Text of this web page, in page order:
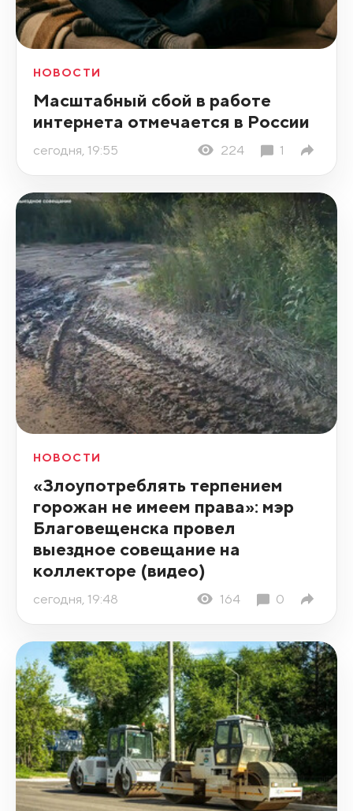
НОВОСТИ
Масштабный сбой в работе
интернета отмечается в России
сегодня, 19:55 224 1
НОВОСТИ
«Злоупотреблять терпением
горожан не имеем права»: мэр
Благовещенска провел
выездное совещание на
коллекторе (видео)
сегодня, 19:48 164 0